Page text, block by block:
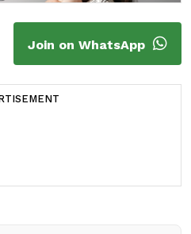
Join on WhatsApp